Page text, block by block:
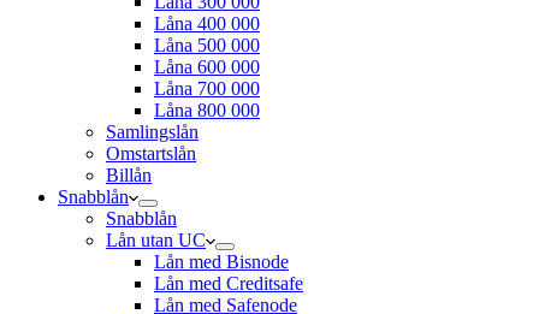
Låna 400 000
Låna 500 000
Låna 600 000
Låna 700 000
Låna 800 000
Samlingslån
Omstartslån
Billån
Snabblån
Snabblån
Lån utan UC
Lån med Bisnode
Lån med Creditsafe
Lån med Safenode